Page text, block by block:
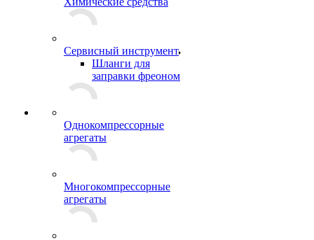
Сервисный инструмент
Шланги для
заправки фреоном
Однокомпрессорные
агрегаты
Многокомпрессорные
агрегаты